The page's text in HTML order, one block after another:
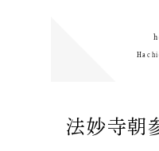
法妙寺朝